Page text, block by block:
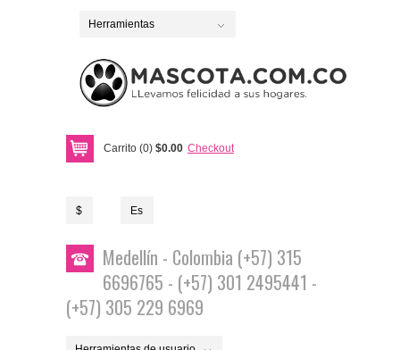
Herramientas
Carrito (0) $0.00 Checkout
$ Es
Medellín - Colombia (+57) 315
6696765 - (+57) 301 2495441 -
(+57) 305 229 6969